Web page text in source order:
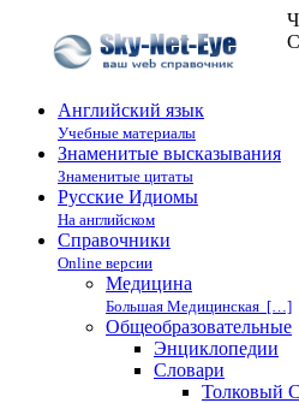
Английский язык
Учебные материалы
Знаменитые высказывания
Знаменитые цитаты
Русские Идиомы
На английском
Справочники
Online версии
Медицина
Большая Медицинская […]
Общеобразовательные
Энциклопедии
Cловари
Толковый